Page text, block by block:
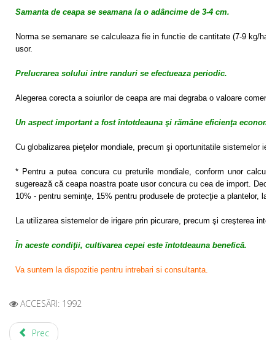
Samanta de ceapa se seamana la o adâncime de 3-4 cm.
Norma se semanare se calculeaza fie in functie de cantitate (7-9 kg/
usor.
Prelucrarea solului intre randuri se efectueaza periodic.
Alegerea corecta a soiurilor de ceapa are mai degraba o valoare
Un aspect important a fost întotdeauna şi rămâne eficienţa
Cu globalizarea pieţelor mondiale, precum şi oportunitatile sistemelor
* Pentru a putea concura cu preturile mondiale, conform unor
sugerează că ceapa noastra poate usor concura cu cea de import. Deci,
10% - pentru seminţe, 15% pentru produsele de protecţie a plantelor, la
La utilizarea sistemelor de irigare prin picurare, precum şi creşterea
În aceste condiţii, cultivarea cepei este întotdeauna benefică.
Va suntem la dispozitie pentru intrebari si consultanta.
ACCESĂRI: 1992
Prec